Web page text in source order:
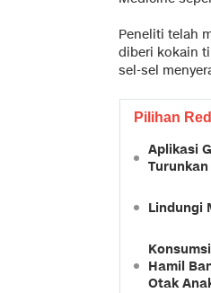
Peneliti telah
diberi kokain
sel-sel
Pilihan
Aplikasi
Lindungi
Hamil
Otak